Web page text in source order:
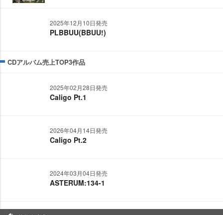
2025年12月10日発売
PLBBUU(BBUU!)
CDアルバム売上TOP3作品
2025年02月28日発売
Caligo Pt.1
2026年04月14日発売
Caligo Pt.2
2024年03月04日発売
ASTERUM:134-1